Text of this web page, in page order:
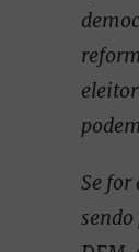
Se for
sendo